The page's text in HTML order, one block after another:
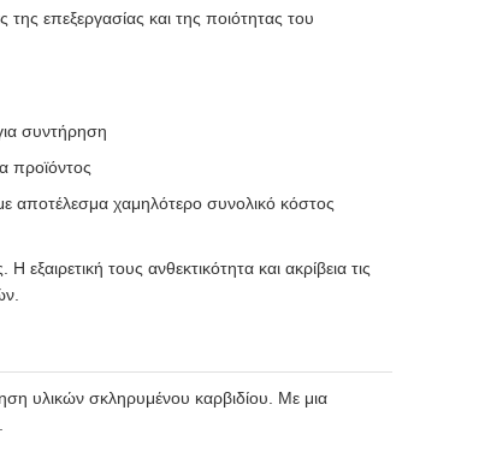
επεξεργασίας και της ποιότητας του
συντήρηση
προϊόντος
αποτέλεσμα χαμηλότερο συνολικό κόστος
τους ανθεκτικότητα και ακρίβεια τις
υλικών σκληρυμένου καρβιδίου. Με μια